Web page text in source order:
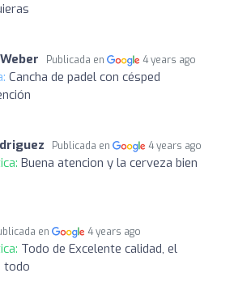
Publicada en 4 years ago
Cancha de padel con césped
Publicada en 4 years ago
Buena atencion y la cerveza bien
en 4 years ago
Todo de Excelente calidad, el
todo